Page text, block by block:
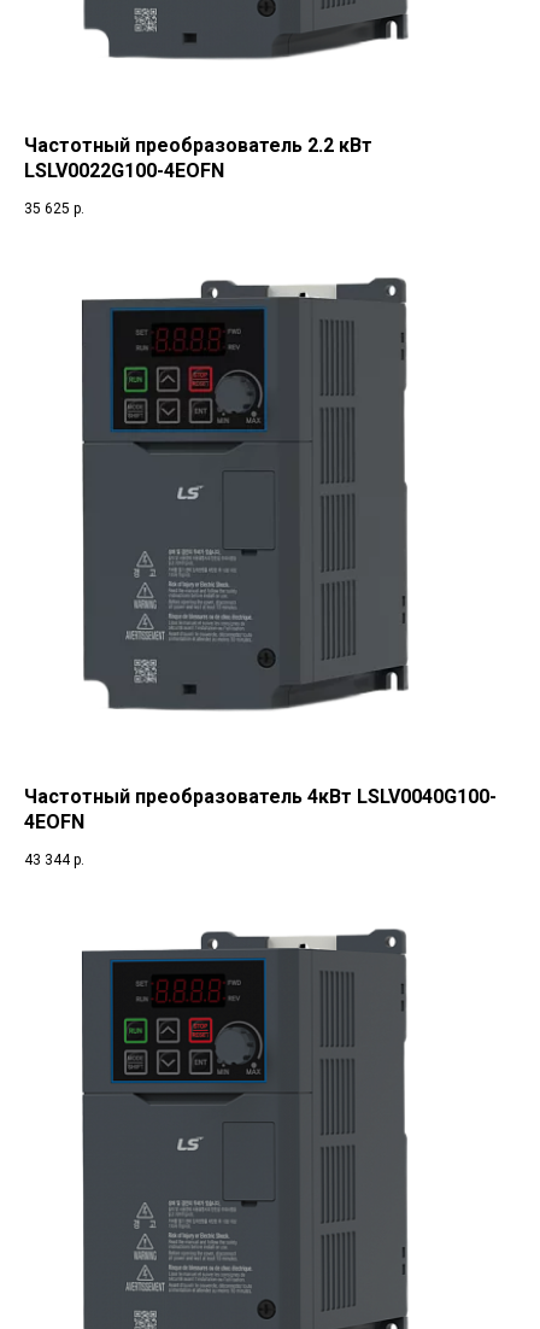
Частотный преобразователь 2.2 кВт
LSLV0022G100-4EOFN
35 625 р.
Частотный преобразователь 4кВт LSLV0040G100-
4EOFN
43 344 р.